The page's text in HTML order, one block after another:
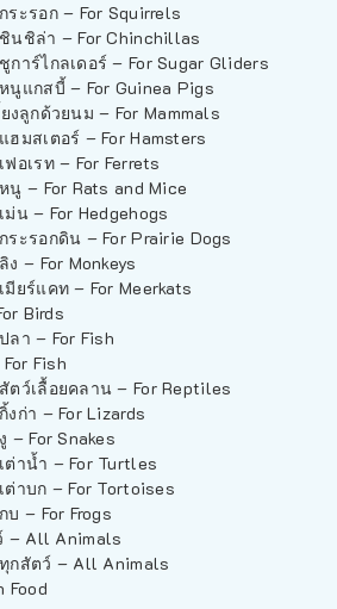
ระรอก – For Squirrels
นชิล่า – For Chinchillas
การ์ไกลเดอร์ – For Sugar Gliders
นูแกสบี้ – For Guinea Pigs
งลูกด้วยนม – For Mammals
ฮมสเตอร์ – For Hamsters
ฟอเรท – For Ferrets
นู – For Rats and Mice
ม่น – For Hedgehogs
ระรอกดิน – For Prairie Dogs
ง – For Monkeys
มียร์แคท – For Meerkats
Birds
ลา – For Fish
Fish
ตว์เลื้อยคลาน – For Reptiles
งก่า – For Lizards
– For Snakes
ต่าน้ำ – For Turtles
ต่าบก – For Tortoises
บ – For Frogs
– All Animals
กสัตว์ – All Animals
Food